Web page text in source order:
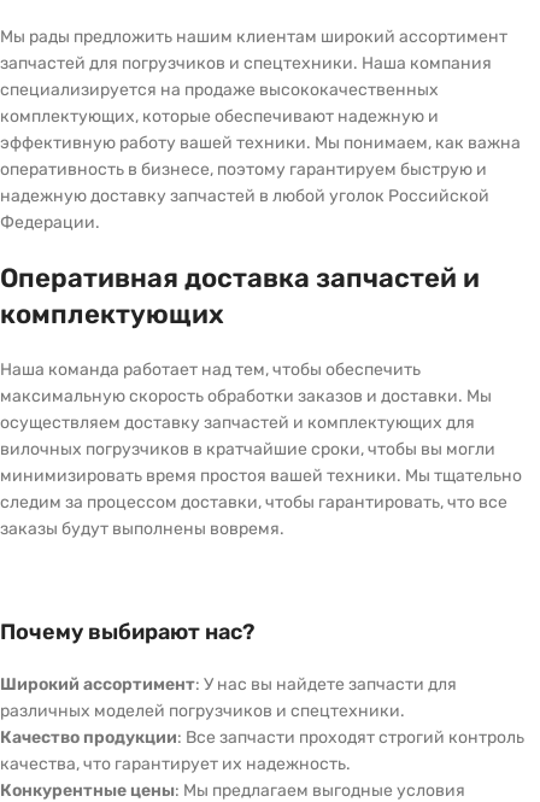
Мы рады предложить нашим клиентам широкий ассортимент
запчастей для погрузчиков и спецтехники. Наша компания
специализируется на продаже высококачественных
комплектующих, которые обеспечивают надежную и
эффективную работу вашей техники. Мы понимаем, как важна
оперативность в бизнесе, поэтому гарантируем быструю и
надежную доставку запчастей в любой уголок Российской
Федерации.
Оперативная доставка запчастей и
комплектующих
Наша команда работает над тем, чтобы обеспечить
максимальную скорость обработки заказов и доставки. Мы
осуществляем доставку запчастей и комплектующих для
вилочных погрузчиков в кратчайшие сроки, чтобы вы могли
минимизировать время простоя вашей техники. Мы тщательно
следим за процессом доставки, чтобы гарантировать, что все
заказы будут выполнены вовремя.
Почему выбирают нас?
Широкий ассортимент: У нас вы найдете запчасти для
различных моделей погрузчиков и спецтехники.
Качество продукции: Все запчасти проходят строгий контроль
качества, что гарантирует их надежность.
Конкурентные цены: Мы предлагаем выгодные условия